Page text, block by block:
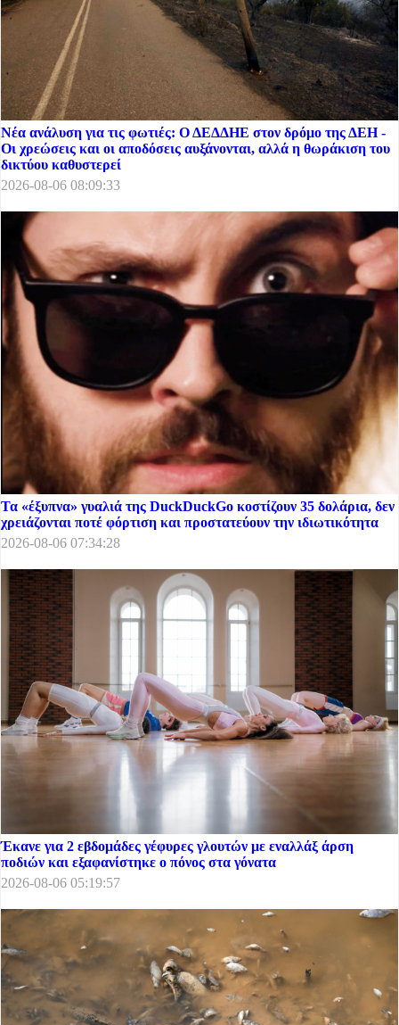
Νέα ανάλυση για τις φωτιές: Ο ΔΕΔΔΗΕ στον δρόμο της ΔΕΗ -
Οι χρεώσεις και οι αποδόσεις αυξάνονται, αλλά η θωράκιση του
δικτύου καθυστερεί
2026-08-06 08:09:33
Τα «έξυπνα» γυαλιά της DuckDuckGo κοστίζουν 35 δολάρια, δεν
χρειάζονται ποτέ φόρτιση και προστατεύουν την ιδιωτικότητα
2026-08-06 07:34:28
Έκανε για 2 εβδομάδες γέφυρες γλουτών με εναλλάξ άρση
ποδιών και εξαφανίστηκε ο πόνος στα γόνατα
2026-08-06 05:19:57